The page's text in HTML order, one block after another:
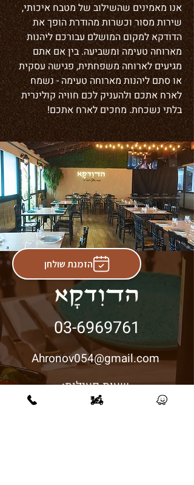
אנו מאמינים שהשילוב של מטבח איכותי,
שירות מסור וכשרות מהודרת הופך את
הדודקא למקום המושלם עבורכם ליהנות
מארוחה טעימה ומשביעה. בין אם אתם
מגיעים לארוחה משפחתית, פגישה עסקית
או סתם ליהנות מארוחה טעימה - נשמח
לארח אתכם ולהעניק לכם חוויה קולינרית
בלתי נשכחת. מחכים לארח אתכם!
03-6969761
Ahronov054@gmail.com
שעות פעילות:
הזמנת שולחן